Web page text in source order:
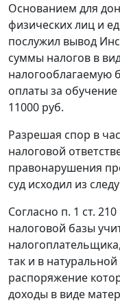
Основанием для
физических лиц и
послужил вывод
суммы налогов в
налогооблагаемую
оплаты за
11000 руб.
Разрешая спор в
налоговой
правонарушения
суд исходил из
Согласно п. 1 ст. 210
налоговой базы
так и в
распоряжение
доходы в виде